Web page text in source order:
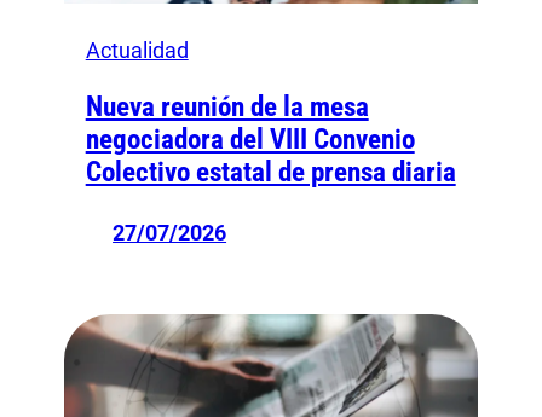
Actualidad
Nueva reunión de la mesa
negociadora del VIII Convenio
Colectivo estatal de prensa diaria
27/07/2026